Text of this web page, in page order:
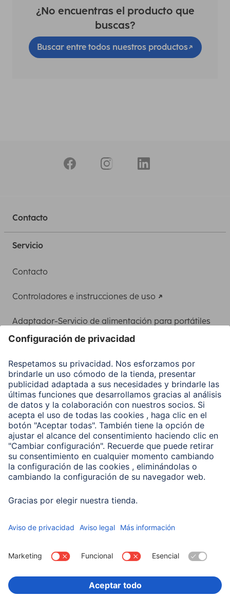
¿No encuentras el producto que
buscas?
Buscar entre todos nuestros productos
Contacto
Servicio
Contacto
Controladores e instrucciones de uso
Adaptador-Servicio de alimentación para portátiles
Clientes online
Conviértete en distribuidor
Compañía
Historia de la empresa
Hama en todo el Mundo
Sostenibilidad
Business-Portal
Escoger Pais